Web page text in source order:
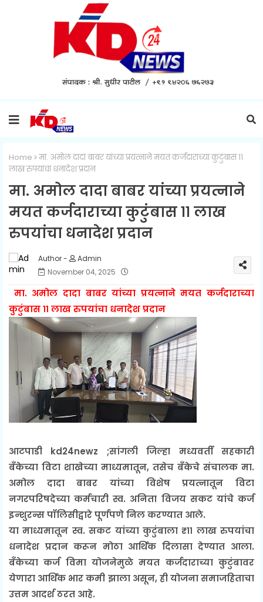
Home
मा. अमोल दादा बाबर यांच्या प्रयत्नाने मयत कर्जदाराच्या कुटुंबास ११
लाख रुपयांचा धनादेश प्रदान
मा. अमोल दादा बाबर यांच्या प्रयत्नाने
मयत कर्जदाराच्या कुटुंबास ११ लाख
रुपयांचा धनादेश प्रदान
Admin
November 04, 2025
मा. अमोल दादा बाबर यांच्या प्रयत्नाने मयत कर्जदाराच्या
कुटुंबास ११ लाख रुपयांचा धनादेश प्रदान
आटपाडी kd24newz ;सांगली जिल्हा मध्यवर्ती सहकारी
बँकेच्या विटा शाखेच्या माध्यमातून, तसेच बँकेचे संचालक मा.
अमोल दादा बाबर यांच्या विशेष प्रयत्नातून विटा
नगरपरिषदेच्या कर्मचारी स्व. अनिता विजय सकट यांचे कर्ज
इन्शुरन्स पॉलिसीद्वारे पूर्णपणे निल करण्यात आले.
या माध्यमातून स्व. सकट यांच्या कुटुंबाला ₹११ लाख रुपयांचा
धनादेश प्रदान करून मोठा आर्थिक दिलासा देण्यात आला.
बँकेच्या कर्ज विमा योजनेमुळे मयत कर्जदाराच्या कुटुंबावर
येणारा आर्थिक भार कमी झाला असून, ही योजना समाजहिताचा
उत्तम आदर्श ठरत आहे.